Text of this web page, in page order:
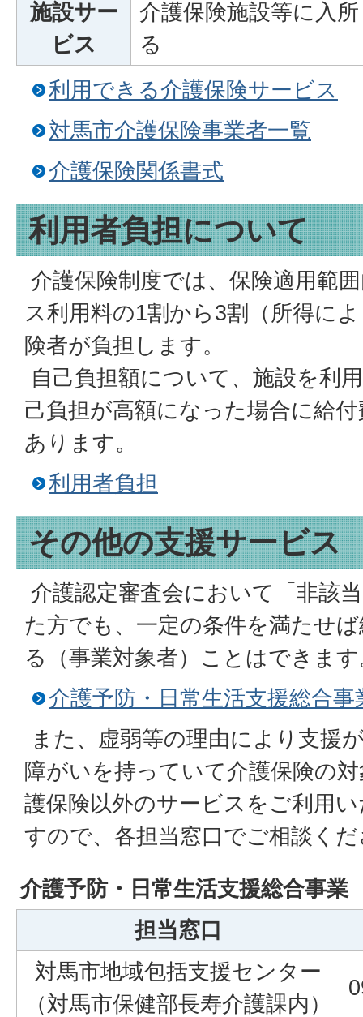
施設サー
ビス
介護保険施設等に入
る
利用できる介護保険サービス
対馬市介護保険事業者一覧
介護保険関係書式
利用者負担について
介護保険制度では、保険適用範
ス利用料の1割から3割（所得に
険者が負担します。
自己負担額について、施設を利
己負担が高額になった場合に給
あります。
利用者負担
その他の支援サービス
介護認定審査会において「非該
た方でも、一定の条件を満たせ
る（事業対象者）ことはできま
介護予防・日常生活支援総合事
また、虚弱等の理由により支援
障がいを持っていて介護保険の
護保険以外のサービスをご利用
すので、各担当窓口でご相談く
介護予防・日常生活支援総合事業
担当窓口
対馬市地域包括支援センター
（対馬市保健部長寿介護課内）